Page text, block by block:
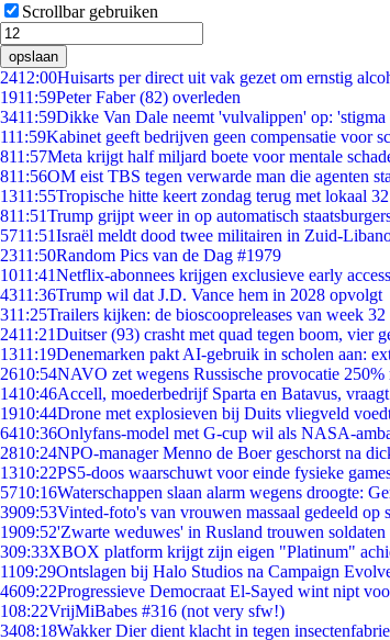
Scrollbar gebruiken
opslaan
2412:00Huisarts per direct uit vak gezet om ernstig
1911:59Peter Faber (82) overleden
3411:59Dikke Van Dale neemt 'vulvalippen' op:
111:59Kabinet geeft bedrijven geen compensatie voor
811:57Meta krijgt half miljard boete voor mentale
811:56OM eist TBS tegen verwarde man die agenten
1311:55Tropische hitte keert zondag terug met lokaal
811:51Trump grijpt weer in op automatisch
5711:51Israël meldt dood twee militairen in Zuid-
2311:50Random Pics van de Dag #1979
1011:41Netflix-abonnees krijgen exclusieve early
4311:36Trump wil dat J.D. Vance hem in 2028 opvolgt
311:25Trailers kijken: de bioscoopreleases van week 32
2411:21Duitser (93) crasht met quad tegen boom, vier
1311:19Denemarken pakt AI-gebruik in scholen aan:
2610:54NAVO zet wegens Russische provocatie
1410:46Accell, moederbedrijf Sparta en Batavus,
1910:44Drone met explosieven bij Duits vliegveld
6410:36Onlyfans-model met G-cup wil als NASA-
2810:24NPO-manager Menno de Boer geschorst na
1310:22PS5-doos waarschuwt voor einde fysieke
5710:16Waterschappen slaan alarm wegens droogte:
3909:53Vinted-foto's van vrouwen massaal gedeeld op
1909:52'Zwarte weduwes' in Rusland trouwen
309:33XBOX platform krijgt zijn eigen "Platinum"
1109:29Ontslagen bij Halo Studios na Campaign
4609:22Progressieve Democraat El-Sayed wint nipt
108:22VrijMiBabes #316 (not very sfw!)
3408:18Wakker Dier dient klacht in tegen